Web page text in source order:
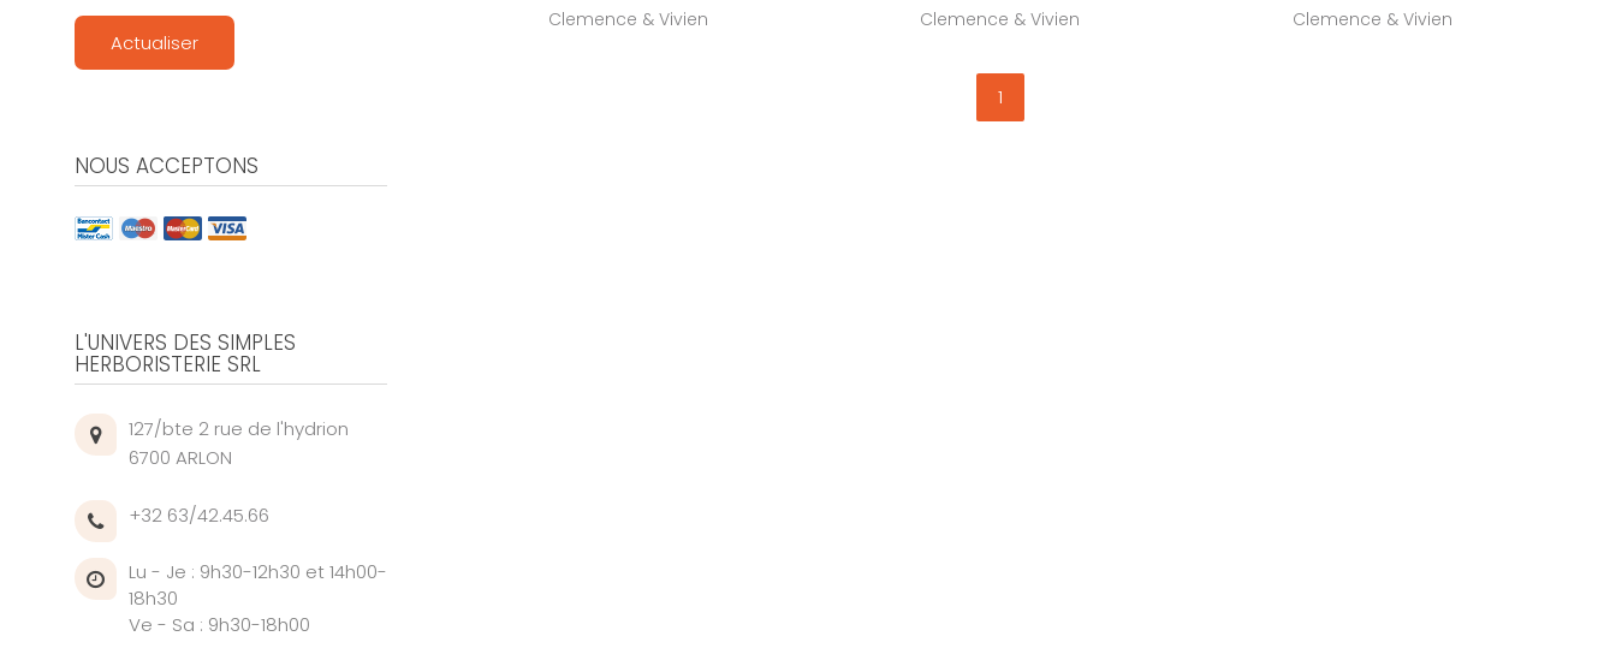
Clemence & Vivien Clemence & Vivien Clemence & Vivien
1
Actualiser
NOUS ACCEPTONS
L'UNIVERS DES SIMPLES
HERBORISTERIE SRL
127/bte 2 rue de l'hydrion
6700 ARLON
+32 63/42.45.66
Lu - Je : 9h30-12h30 et 14h00-
18h30
Ve - Sa : 9h30-18h00